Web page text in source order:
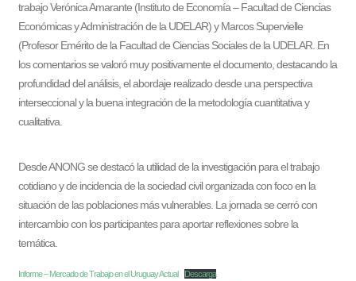
trabajo Verónica Amarante (Instituto de Economía – Facultad de Ciencias
Económicas y Administración de la UDELAR) y Marcos Supervielle
(Profesor Emérito de la Facultad de Ciencias Sociales de la UDELAR. En
los comentarios se valoró muy positivamente el documento, destacando la
profundidad del análisis, el abordaje realizado desde una perspectiva
interseccional y la buena integración de la metodología cuantitativa y
cualitativa.
Desde ANONG se destacó la utilidad de la investigación para el trabajo
cotidiano y de incidencia de la sociedad civil organizada con foco en la
situación de las poblaciones más vulnerables. La jornada se cerró con
intercambio con los participantes para aportar reflexiones sobre la
temática.
Informe – Mercado de Trabajo en el Uruguay Actual
Descarga